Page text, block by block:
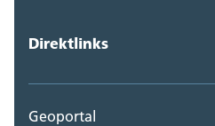
Direktlinks
Geoportal